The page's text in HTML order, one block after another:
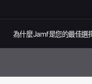
為​什麼Jamf是​您​的​最佳​選